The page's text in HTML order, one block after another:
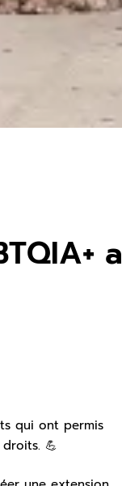
a
qui ont permis
💪